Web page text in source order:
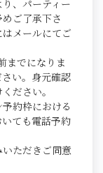
、パーティー
ご了承下さ
メールにてご
までになりま
い。身元確認
ださい。
約枠における
ても電話予約
ただきご同意